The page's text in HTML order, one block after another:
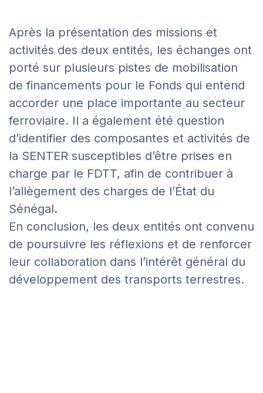
Après la présentation des missions et
activités des deux entités, les échanges ont
porté sur plusieurs pistes de mobilisation
de financements pour le Fonds qui entend
accorder une place importante au secteur
ferroviaire. Il a également été question
d’identifier des composantes et activités de
la SENTER susceptibles d’être prises en
charge par le FDTT, afin de contribuer à
l’allègement des charges de l’État du
Sénégal.
En conclusion, les deux entités ont convenu
de poursuivre les réflexions et de renforcer
leur collaboration dans l’intérêt général du
développement des transports terrestres.